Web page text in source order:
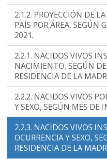
2.1.2. PROYECCIÓN DE
PAÍS POR ÁREA, SEGÚN
2021.
2.2.1. NACIDOS VIVOS
NACIMIENTO, SEGÚN
RESIDENCIA DE LA
2.2.2. NACIDOS VIVOS
Y SEXO, SEGÚN MES DE
2.2.3. NACIDOS VIVOS
OCURRENCIA Y SEXO,
RESIDENCIA DE LA